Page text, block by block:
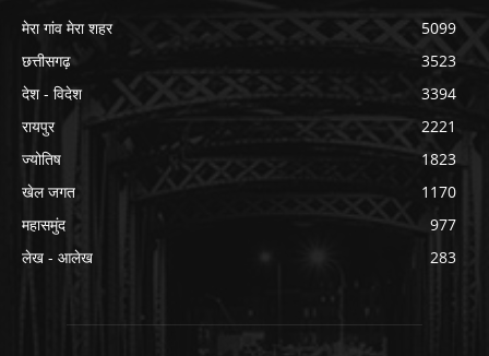
मेरा गांव मेरा शहर
5099
छत्तीसगढ़
3523
देश - विदेश
3394
रायपुर
2221
ज्योतिष
1823
खेल जगत
1170
महासमुंद
977
लेख - आलेख
283